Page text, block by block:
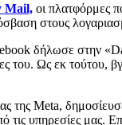
Mail, οι πλατφόρμες
στους
δήλωσε στην
του. Ως εκ τούτου,
της Meta,
τις υπηρεσίες μας.